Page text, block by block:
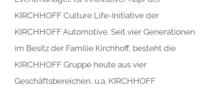
KIRCHHOFF Culture Life-Initiative der
KIRCHHOFF Automotive. Seit vier Generationen
im Besitz der Familie Kirchhoff, besteht die
KIRCHHOFF Gruppe heute aus vier
Geschäftsbereichen, u.a. KIRCHHOFF